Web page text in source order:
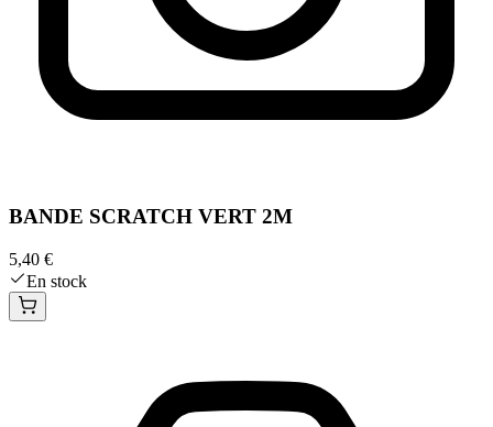
BANDE SCRATCH VERT 2M
5,40 €
En stock